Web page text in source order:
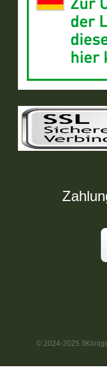
© 2024-2025